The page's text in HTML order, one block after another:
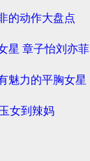
的动作大盘点
星 章子怡刘亦菲
魅力的平胸女星
女到辣妈